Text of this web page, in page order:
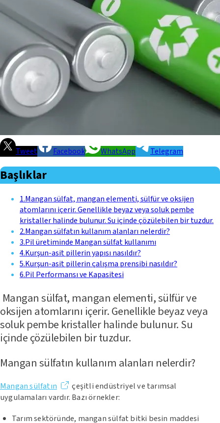
Tweet Facebook WhatsApp Telegram
Başlıklar
1.Mangan sülfat, mangan elementi, sülfür ve oksijen
atomlarını içerir. Genellikle beyaz veya soluk pembe
kristaller halinde bulunur. Su içinde çözülebilen bir tuzdur.
2.Mangan sülfatın kullanım alanları nelerdir?
3.Pil üretiminde Mangan sülfat kullanımı
4.Kurşun-asit pillerin yapısı nasıldır?
5.Kurşun-asit pillerin çalışma prensibi nasıldır?
6.Pil Performansı ve Kapasitesi
Mangan sülfat, mangan elementi, sülfür ve
oksijen atomlarını içerir. Genellikle beyaz veya
soluk pembe kristaller halinde bulunur. Su
içinde çözülebilen bir tuzdur.
Mangan sülfatın kullanım alanları nelerdir?
Mangan sülfatın
çeşitli endüstriyel ve tarımsal
uygulamaları vardır. Bazı örnekler:
Tarım sektöründe, mangan sülfat bitki besin maddesi